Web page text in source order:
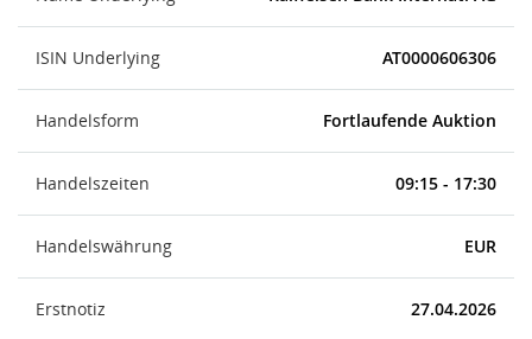
ISIN Underlying AT0000606306
Handelsform Fortlaufende Auktion
Handelszeiten 09:15 - 17:30
Handelswährung EUR
Erstnotiz 27.04.2026